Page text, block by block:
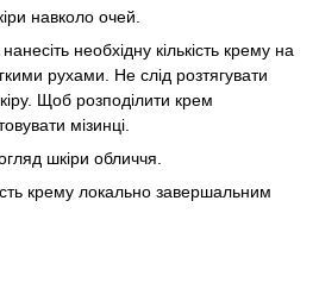
навколо очей.
необхідну кількість крему на
рухами. Не слід розтягувати
Щоб розподілити крем
мізинці.
шкіри обличчя.
крему локально завершальним